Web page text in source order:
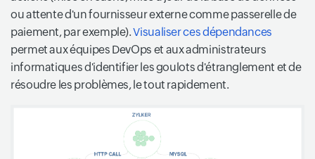
ou attente d'un fournisseur externe comme passerelle de
paiement, par exemple).Visualiser ces dépendances
permet aux équipes DevOps et aux administrateurs
informatiques d'identifier les goulots d'étranglement et de
résoudre les problèmes, le tout rapidement.